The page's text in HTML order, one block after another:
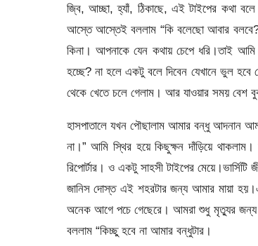
জ্বি, আচ্ছা, হ্যাঁ, ঠিকাছে, এই টাইপের কথা
আস্তে আস্তেই বললাম “কি বলেছো আবার
কিনা। আপনাকে যেন কথায় চেপে ধরি।তাই
হচ্ছে? না হলে একটু বলে দিবেন যেখানে ভুল
থেকে খেতে চলে গেলাম। আর যাওয়ার সময় বেশ
হাসপাতালে যখন পৌছালাম আমার বন্ধু আদনান
না।” আমি স্থির হয়ে কিছুক্ষন দাঁড়িয়ে
রিপোর্টার। ও একটু সাহসী টাইপের
জানিস দোস্ত এই শহরটার জন্য আমার মায়া
অনেক আগে পচে গেছেরে। আমরা শুধু মৃত্যুর জন্য
বললাম “কিচ্ছু হবে না আমার বন্ধুটার।